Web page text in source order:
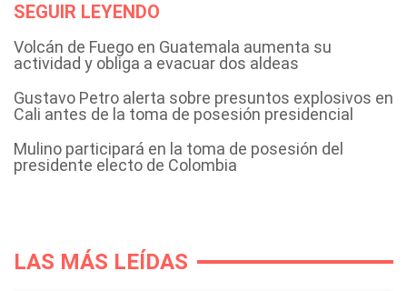
SEGUIR LEYENDO
Volcán de Fuego en Guatemala aumenta su
actividad y obliga a evacuar dos aldeas
Gustavo Petro alerta sobre presuntos explosivos en
Cali antes de la toma de posesión presidencial
Mulino participará en la toma de posesión del
presidente electo de Colombia
LAS MÁS LEÍDAS